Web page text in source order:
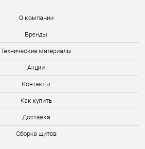
О компании
Бренды
Технические материалы
Акции
Контакты
Как купить
Доставка
Сборка щитов